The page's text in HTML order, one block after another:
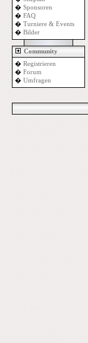
� Sponsoren
� FAQ
� Turniere & Events
� Bilder
Community
� Registrieren
� Forum
� Umfragen